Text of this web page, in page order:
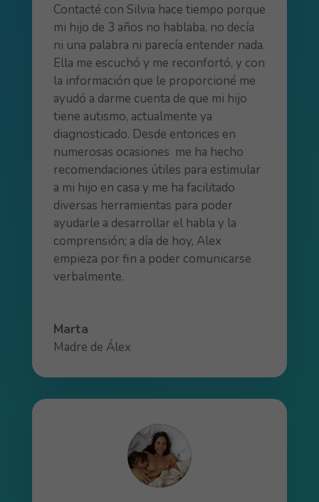
Contacté con Silvia hace tiempo porque
mi hijo de 3 años no hablaba, no decía
ni una palabra ni parecía entender nada.
Ella me escuchó y me reconfortó, y con
la información que le proporcioné me
ayudó a darme cuenta de que mi hijo
tiene autismo, actualmente ya
diagnosticado. Desde entonces en
numerosas ocasiones me ha hecho
recomendaciones útiles para estimular
a mi hijo en casa y me ha facilitado
diversas herramientas para poder
ayudarle a desarrollar el habla y la
comprensión; a día de hoy, Alex
empieza por fin a poder comunicarse
verbalmente.
Marta
Madre de Álex